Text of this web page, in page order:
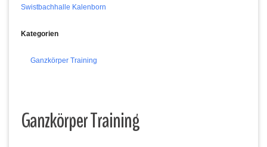
Swistbachhalle Kalenborn
Kategorien
Ganzkörper Training
Ganzkörper Training